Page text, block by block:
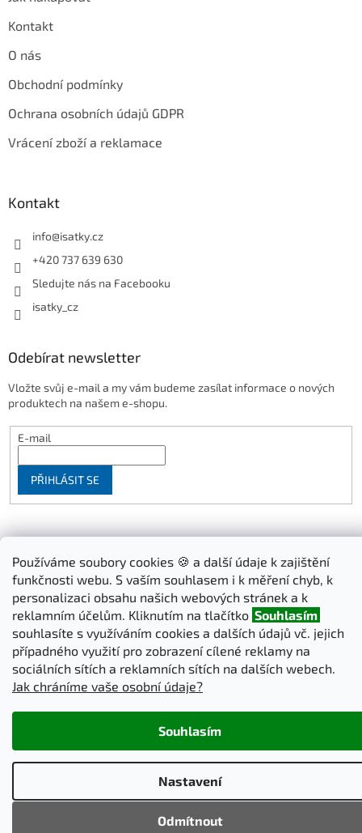
Používáme soubory cookies 🍪 a další údaje k zajištění
funkčnosti webu. S vaším souhlasem i k měření chyb, k
personalizaci obsahu našich webových stránek a k
reklamním účelům. Kliknutím na tlačítko Souhlasím
souhlasíte s využíváním cookies a dalších údajů vč. jejich
případného využití pro zobrazení cílené reklamy na
sociálních sítích a reklamních sítích na dalších webech.
Jak chráníme vaše osobní údaje?
Nastavení
Odmítnout
Souhlasím
Kontakt
O nás
Obchodní podmínky
Ochrana osobních údajů GDPR
Vrácení zboží a reklamace
Kontakt
info@isatky.cz
+420 737 639 630
Sledujte nás na Facebooku
isatky_cz
Odebírat newsletter
Vložte svůj e-mail a my vám budeme zasílat informace o nových
produktech na našem e-shopu.
E-mail
PŘIHLÁSIT SE
Copyright 2026iSatky.cz. Všechna práva vyhrazena. Upravit
nastavení cookies